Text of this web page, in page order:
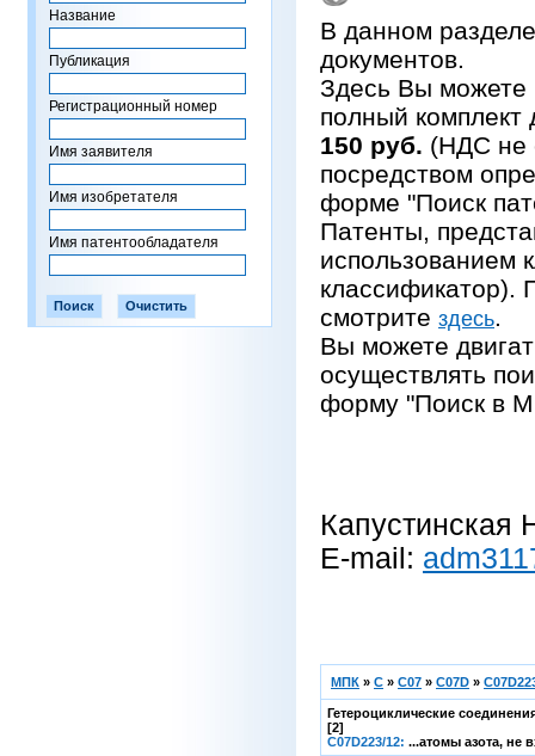
Название
Публикация
Регистрационный номер
Имя заявителя
Имя изобретателя
Имя патентообладателя
В данном
документов.
Здесь Вы можете
полный комплект
150 руб. (НДС не
посредством
форме "Поиск
Патенты,
использованием
классификатор).
смотрите здесь.
Вы можете
осуществлять
форму "Поиск в
Капустинская
E-mail:
МПК » C » C07 » C07D »
Гетероциклические
[2]
C07D223/12: ...атомы азота, не